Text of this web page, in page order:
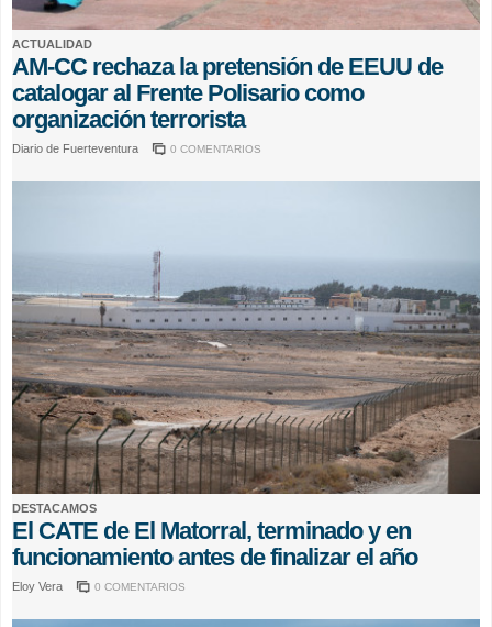
ACTUALIDAD
AM-CC rechaza la pretensión de EEUU de
catalogar al Frente Polisario como
organización terrorista
Diario de Fuerteventura 0 COMENTARIOS
DESTACAMOS
El CATE de El Matorral, terminado y en
funcionamiento antes de finalizar el año
Eloy Vera 0 COMENTARIOS